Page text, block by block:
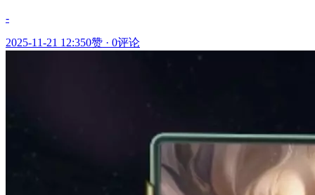
-
2025-11-21 12:350赞 · 0评论